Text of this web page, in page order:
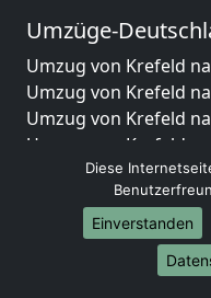
Umzüge-
Umzug von Krefeld
Umzug von Krefeld
Umzug von Krefeld
Umzug von Krefeld
Umzug von Krefeld
Umzug von Krefeld
Umzug von Krefeld
Umzug von Krefeld
Umzug von Krefeld
Diese
Einverstanden